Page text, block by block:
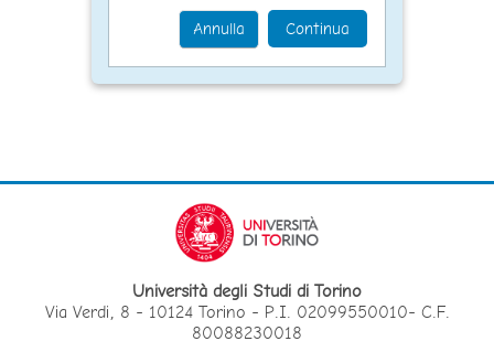
Annulla Continua
Università degli Studi di Torino
Via Verdi, 8 - 10124 Torino - P.I. 02099550010- C.F.
80088230018